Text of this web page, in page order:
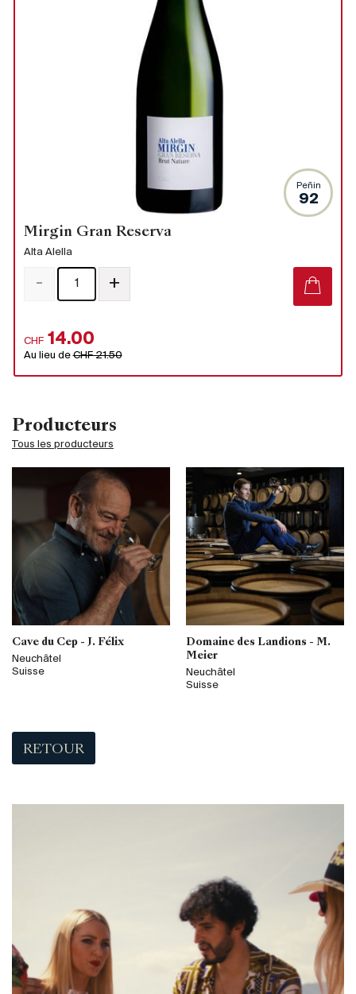
Producteurs
Tous les producteurs
Cave du Cep - J. Félix
Neuchâtel
Suisse
Domaine des Landions - M.
Meier
Neuchâtel
Suisse
RETOUR
Peñin
92
Mirgin Gran Reserva
Alta Alella
CHF 14.00
Au lieu deCHF 21.50
- +